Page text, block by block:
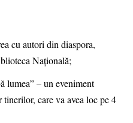
cu autori din diaspora,
Națională;
lumea” – un eveniment
care va avea loc pe 4